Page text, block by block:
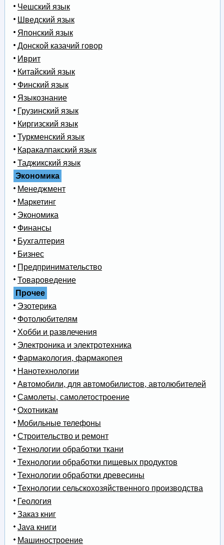
Чешский язык
Шведский язык
Японский язык
Донской казачий говор
Иврит
Китайский язык
Финский язык
Языкознание
Грузинский язык
Киргизский язык
Туркменский язык
Каракалпакский язык
Таджикский язык
Экономика
Менеджмент
Маркетинг
Экономика
Финансы
Бухгалтерия
Бизнес
Предпринимательство
Товароведение
Прочее
Эзотерика
Фотолюбителям
Хобби и развлечения
Электроника и электротехника
Фармакология, фармакопея
Нанотехнологии
Автомобили, для автомобилистов, автолюбителей
Самолеты, самолетостроение
Охотникам
Мобильные телефоны
Строительство и ремонт
Технологии обработки ткани
Технологии обработки пищевых продуктов
Технологии обработки древесины
Технологии сельскохозяйственного производства
Геология
Заказ книг
Java книги
Машиностроение